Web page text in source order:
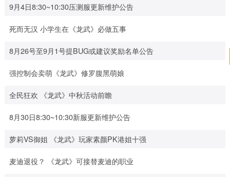
9月4日8:30~10:30压测服更新维护公告
死而无汉 小学生在《龙武》必做五事
8月26号至9月1号提BUG或建议奖励名单公告
强控制会卖萌《龙武》修罗腹黑萌娘
全民狂欢 《龙武》中秋活动前瞻
8月30日8:30~10:30新服更新维护公告
萝莉VS御姐 《龙武》玩家素颜PK港姐十强
麦迪退役？ 《龙武》可接替麦迪的职业